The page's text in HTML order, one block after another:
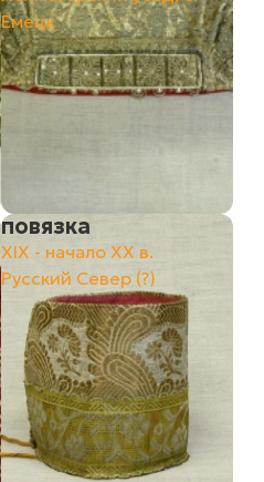
Емецк
повязка
XIX - начало XX в.
Русский Север (?)